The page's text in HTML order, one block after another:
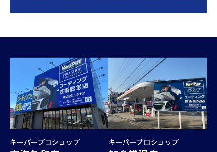
キーパープロショップ キーパープロショップ